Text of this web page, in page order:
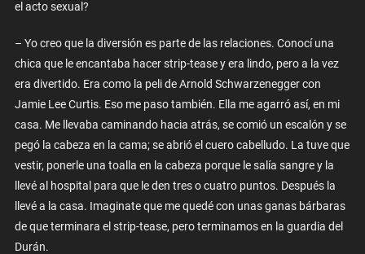
el acto sexual?
– Yo creo que la diversión es parte de las relaciones. Conocí una
chica que le encantaba hacer strip-tease y era lindo, pero a la vez
era divertido. Era como la peli de Arnold Schwarzenegger con
Jamie Lee Curtis. Eso me paso también. Ella me agarró así, en mi
casa. Me llevaba caminando hacia atrás, se comió un escalón y se
pegó la cabeza en la cama; se abrió el cuero cabelludo. La tuve que
vestir, ponerle una toalla en la cabeza porque le salía sangre y la
llevé al hospital para que le den tres o cuatro puntos. Después la
llevé a la casa. Imaginate que me quedé con unas ganas bárbaras
de que terminara el strip-tease, pero terminamos en la guardia del
Durán.